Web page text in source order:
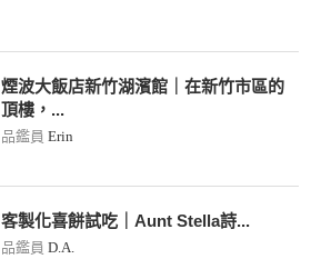
煙波大飯店新竹湖濱館｜在新竹市區的
頂樓，...
品鑑員 Erin
客製化喜餅試吃｜Aunt Stella詩...
品鑑員 D.A.